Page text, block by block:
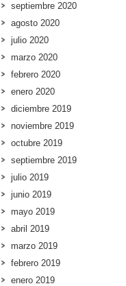
septiembre 2020
agosto 2020
julio 2020
marzo 2020
febrero 2020
enero 2020
diciembre 2019
noviembre 2019
octubre 2019
septiembre 2019
julio 2019
junio 2019
mayo 2019
abril 2019
marzo 2019
febrero 2019
enero 2019